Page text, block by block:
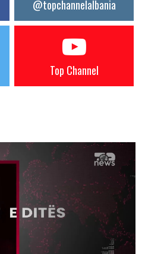
@topchannelalbania
Top Channel